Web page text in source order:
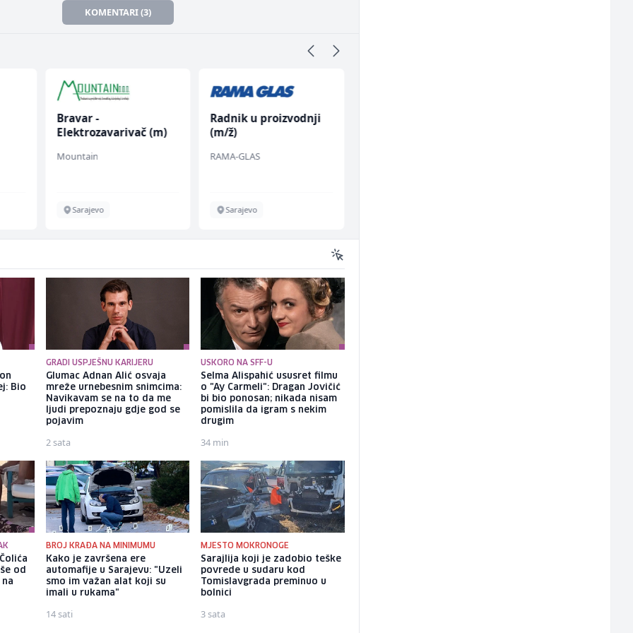
KOMENTARI (3)
Bravar -
Elektrozavarivač (m)
Mountain
Sarajevo
Radnik u proizvodnji
(m/ž)
RAMA-GLAS
Sarajevo
Bio
GRADI USPJEŠNU KARIJERU
Glumac Adnan Alić osvaja
mreže urnebesnim snimcima:
Navikavam se na to da me
ljudi prepoznaju gdje god se
pojavim
2 sata
USKORO NA SFF-U
Selma Alispahić ususret filmu
o "Ay Carmeli": Dragan Jovičić
bi bio ponosan; nikada nisam
pomislila da igram s nekim
drugim
34 min
od
BROJ KRAĐA NA MINIMUMU
Kako je završena ere
automafije u Sarajevu: "Uzeli
smo im važan alat koji su
imali u rukama"
14 sati
MJESTO MOKRONOGE
Sarajlija koji je zadobio teške
povrede u sudaru kod
Tomislavgrada preminuo u
bolnici
3 sata